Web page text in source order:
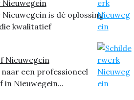
is dé oplossing
kwalitatief
Nieuwegein
een professioneel
in Nieuwegein...